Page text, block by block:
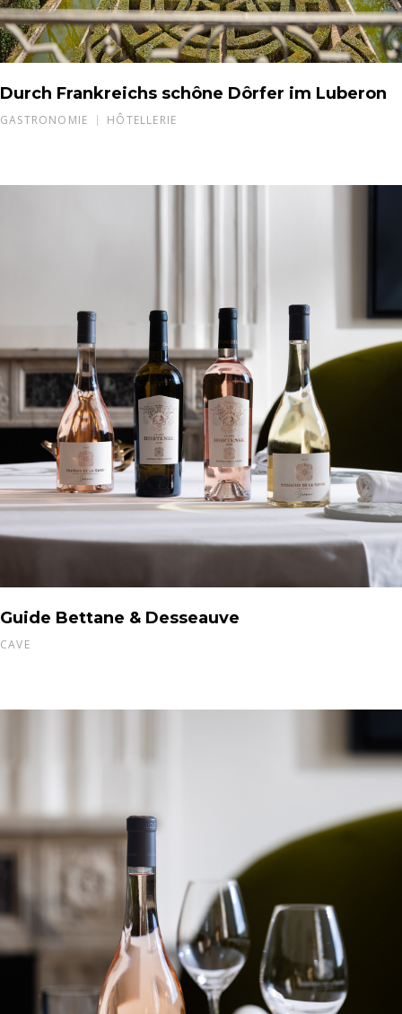
Durch Frankreichs schône Dôrfer im Luberon
GASTRONOMIE HÔTELLERIE
Guide Bettane & Desseauve
CAVE